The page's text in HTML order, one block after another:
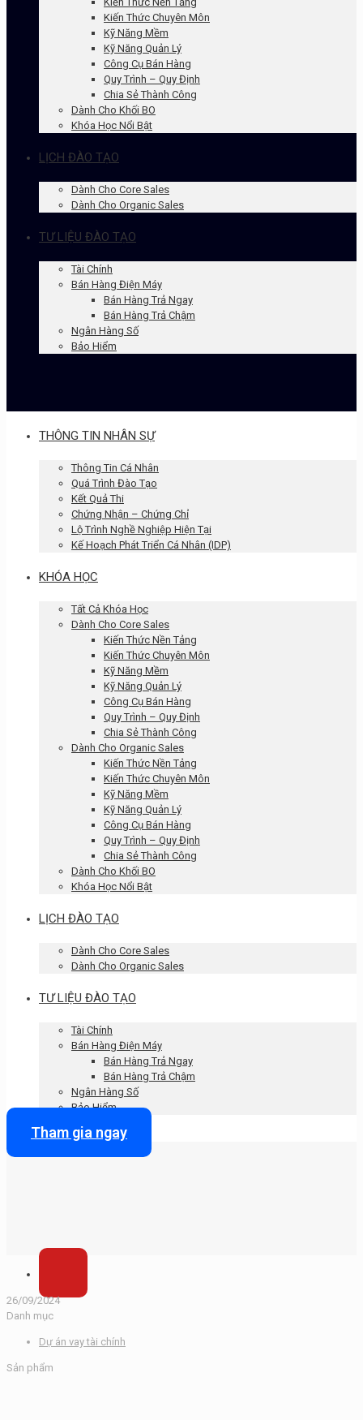
Kiến Thức Chuyên Môn
Kỹ Năng Mềm
Kỹ Năng Quản Lý
Công Cụ Bán Hàng
Quy Trình – Quy Định
Chia Sẻ Thành Công
Dành Cho Khối BO
Khóa Học Nổi Bật
LỊCH ĐÀO TẠO
Dành Cho Core Sales
Dành Cho Organic Sales
TƯ LIỆU ĐÀO TẠO
Tài Chính
Bán Hàng Điện Máy
Bán Hàng Trả Ngay
Bán Hàng Trả Chậm
Ngân Hàng Số
Bảo Hiểm
THÔNG TIN NHÂN SỰ
Thông Tin Cá Nhân
Quá Trình Đào Tạo
Kết Quả Thi
Chứng Nhận – Chứng Chỉ
Lộ Trình Nghề Nghiệp Hiện Tại
Kế Hoạch Phát Triển Cá Nhân (IDP)
KHÓA HỌC
Tất Cả Khóa Học
Dành Cho Core Sales
Kiến Thức Nền Tảng
Kiến Thức Chuyên Môn
Kỹ Năng Mềm
Kỹ Năng Quản Lý
Công Cụ Bán Hàng
Quy Trình – Quy Định
Chia Sẻ Thành Công
Dành Cho Organic Sales
Kiến Thức Nền Tảng
Kiến Thức Chuyên Môn
Kỹ Năng Mềm
Kỹ Năng Quản Lý
Công Cụ Bán Hàng
Quy Trình – Quy Định
Chia Sẻ Thành Công
Dành Cho Khối BO
Khóa Học Nổi Bật
LỊCH ĐÀO TẠO
Dành Cho Core Sales
Dành Cho Organic Sales
TƯ LIỆU ĐÀO TẠO
Tài Chính
Bán Hàng Điện Máy
Bán Hàng Trả Ngay
Bán Hàng Trả Chậm
Ngân Hàng Số
Bảo Hiểm
Tham gia ngay
26/09/2024
Danh mục
Dự án vay tài chính
Sản phẩm